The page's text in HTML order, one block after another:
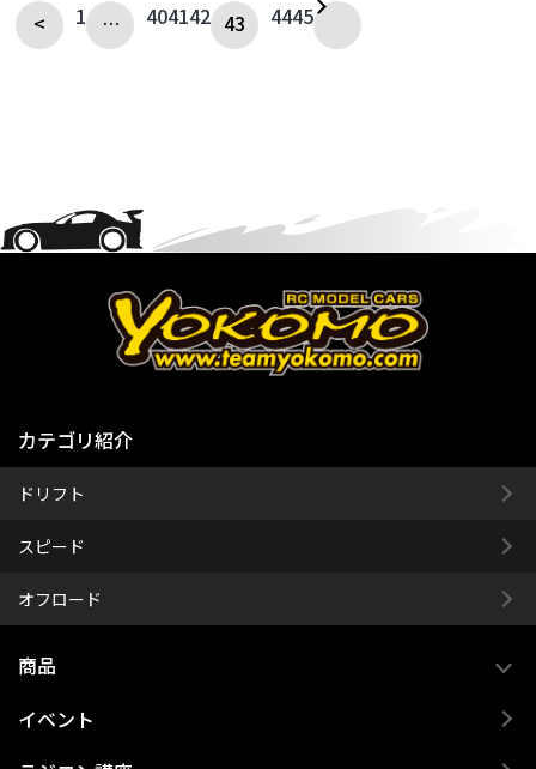
< 1 … 404142 43 4445
カテゴリ紹介
ドリフト
スピード
オフロード
商品
イベント